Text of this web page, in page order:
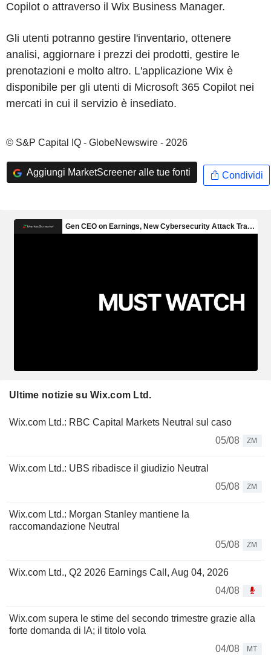
Copilot o attraverso il Wix Business Manager.
Gli utenti potranno gestire l'inventario, ottenere
analisi, aggiornare i prezzi dei prodotti, gestire le
prenotazioni e molto altro. L'applicazione Wix è
disponibile per gli utenti di Microsoft 365 Copilot nei
mercati in cui il servizio è insediato.
© S&P Capital IQ - GlobeNewswire - 2026
Aggiungi MarketScreener alle tue fonti Condividi
Ultime notizie su Wix.com Ltd.
Wix.com Ltd.: RBC Capital Markets Neutral sul caso
05/08
ZM
Wix.com Ltd.: UBS ribadisce il giudizio Neutral
05/08
ZM
Wix.com Ltd.: Morgan Stanley mantiene la
raccomandazione Neutral
05/08
ZM
Wix.com Ltd., Q2 2026 Earnings Call, Aug 04, 2026
04/08
Wix.com supera le stime del secondo trimestre grazie alla
forte domanda di IA; il titolo vola
04/08
MT